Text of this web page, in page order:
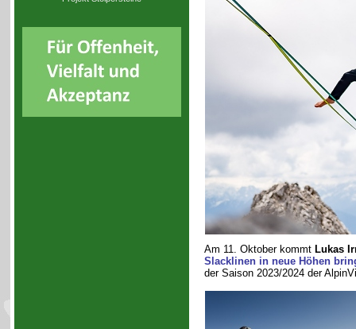
Am 11. Oktober kommt Lukas
Slacklinen in neue Höhen
der Saison 2023/2024 der